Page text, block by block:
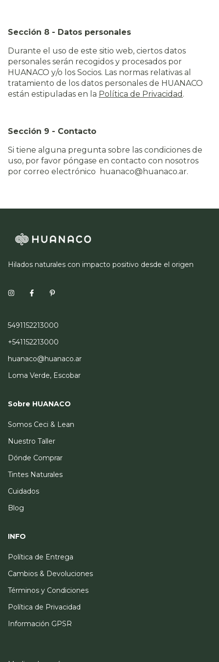
Sección 8 - Datos personales
Durante el uso de este sitio web, ciertos datos
personales serán recogidos y procesados por
HUANACO y/o los Socios. Las normas relativas al
tratamiento de los datos personales de HUANACO
están estipuladas en la Política de Privacidad .
Sección 9 - Contacto
Si tiene alguna pregunta sobre las condiciones de
uso, por favor póngase en contacto con nosotros
por correo electrónico
huanaco@huanaco.ar.
Hilados naturales con impacto positivo desde el origen
5491152213000
+541152213000
huanaco@huanaco.ar
Loma Verde, Escobar
Sobre HUANACO
Somos Ceci & Lean
Nuestro Taller
Dónde Comprar
Tintes Naturales
Cuidados
Blog
INFO
Política de Entrega
Cambios & Devoluciones
Términos y Condiciones
Política de Privacidad
Información GPSR